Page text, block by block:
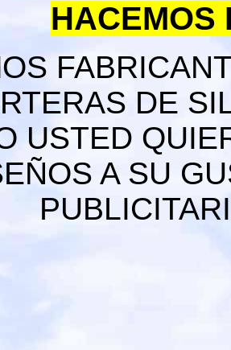
HACEMOS
DE
USTED
A SU